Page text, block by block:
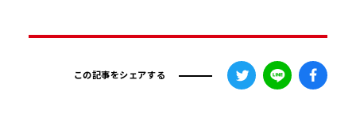
この記事をシェアする